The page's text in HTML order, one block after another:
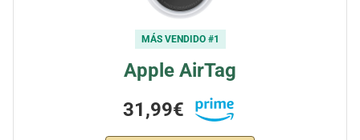
MÁS VENDIDO #1
Apple AirTag
31,99€